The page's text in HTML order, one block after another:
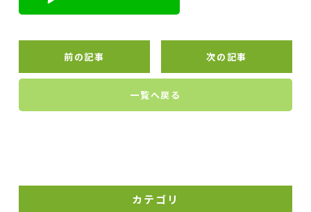
前の記事 次の記事
一覧へ戻る
カテゴリ